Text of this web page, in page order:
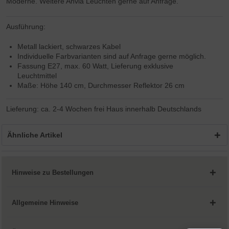
Ausführung:
Metall lackiert, schwarzes Kabel
Individuelle Farbvarianten sind auf Anfrage gerne möglich.
Fassung E27, max. 60 Watt, Lieferung exklusive
Leuchtmittel
Maße: Höhe 140 cm, Durchmesser Reflektor 26 cm
Lieferung: ca. 2-4 Wochen frei Haus innerhalb Deutschlands
Ähnliche Artikel
Hinweise zu Bestellungen
Allgemeine Hinweise